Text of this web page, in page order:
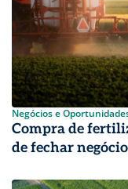
Negócios e
Compra de
de fechar negócio